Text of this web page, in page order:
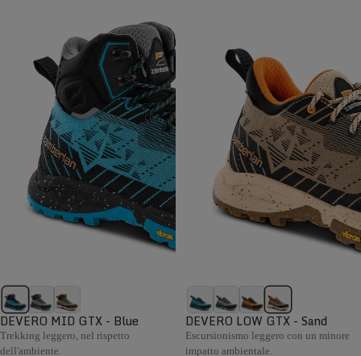
DEVERO MID GTX - Blue
Trekking leggero, nel rispetto
dell'ambiente.
DEVERO LOW GTX - Sand
Escursionismo leggero con un minore
impatto ambientale.